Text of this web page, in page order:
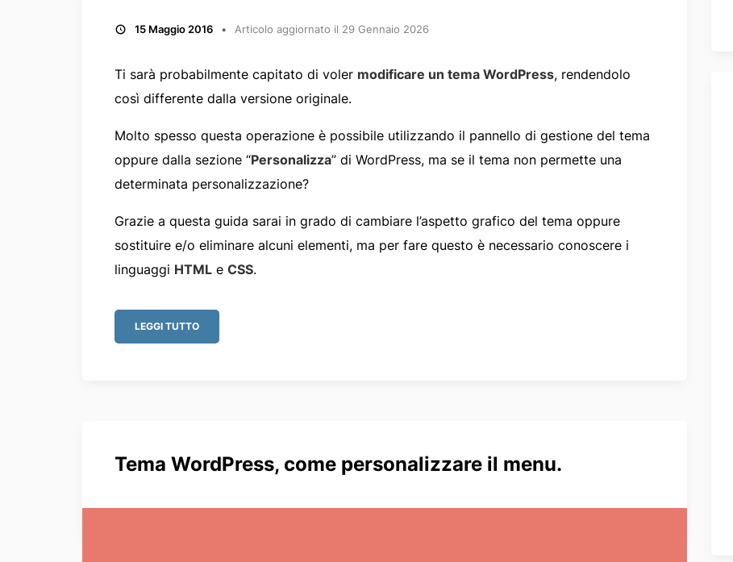
15 Maggio 2016 Articolo aggiornato il 29 Gennaio 2026
Ti sarà probabilmente capitato di voler modificare un tema WordPress, rendendolo
così differente dalla versione originale.
Molto spesso questa operazione è possibile utilizzando il pannello di gestione del tema
oppure dalla sezione “Personalizza” di WordPress, ma se il tema non permette una
determinata personalizzazione?
Grazie a questa guida sarai in grado di cambiare l’aspetto grafico del tema oppure
sostituire e/o eliminare alcuni elementi, ma per fare questo è necessario conoscere i
linguaggi HTML e CSS.
LEGGI TUTTO
Tema WordPress, come personalizzare il menu.